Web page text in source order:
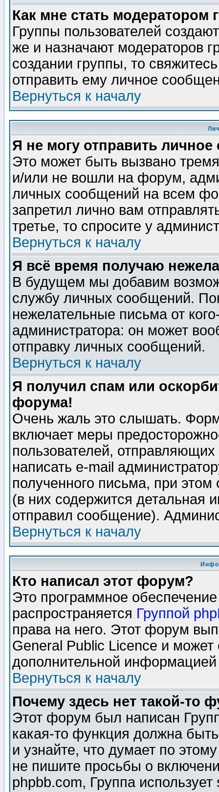
Как мне стать модератором
Группы пользователей
же и назначают модераторов
создании группы, то
отправить ему личное
Вернуться к началу
Я не могу отправить
Это может быть вызвано
и/или не вошли на форум,
личных сообщений на всем
запретил лично вам
третье, то спросите у
Вернуться к началу
Я всё время получаю
В будущем мы добавим
службу личных сообщений.
нежелательные письма от
администратора: он может
отправку личных сообщений.
Вернуться к началу
Я получил спам или
форума!
Очень жаль это слышать.
включает меры
пользователей,
написать e-mail
полученного письма, при этом
(в них содержится детальная
отправил сообщение).
Вернуться к началу
Кто написал этот форум?
Это программное
распространяется Группой
права на него. Этот форум
General Public Licence и может
дополнительной
Вернуться к началу
Почему здесь нет такой-то
Этот форум был написан
какая-то функция должна
и узнайте, что думает по
не пишите просьбы о
phpbb.com, Группа